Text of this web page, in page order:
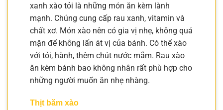
xanh xào tỏi là những món ăn kèm lành
mạnh. Chúng cung cấp rau xanh, vitamin và
chất xơ. Món xào nên có gia vị nhẹ, không quá
mặn để không lấn át vị của bánh. Có thể xào
với tỏi, hành, thêm chút nước mắm. Rau xào
ăn kèm bánh bao không nhân rất phù hợp cho
những người muốn ăn nhẹ nhàng.
Thịt băm xào